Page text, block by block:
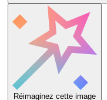
Réimaginez cette image